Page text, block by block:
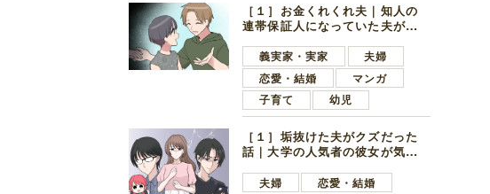
［１］お金くれくれ夫｜知人の
連帯保証人になっていた夫が家
言ってきた
義実家・実家
夫婦
恋愛・結婚
マンガ
子育て
幼児
［１］垢抜けた夫がクズだった
話｜大学の人気者の彼女が気に
子学生
夫婦
恋愛・結婚